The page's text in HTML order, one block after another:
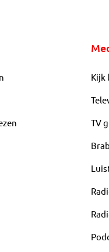
Kijk
TV